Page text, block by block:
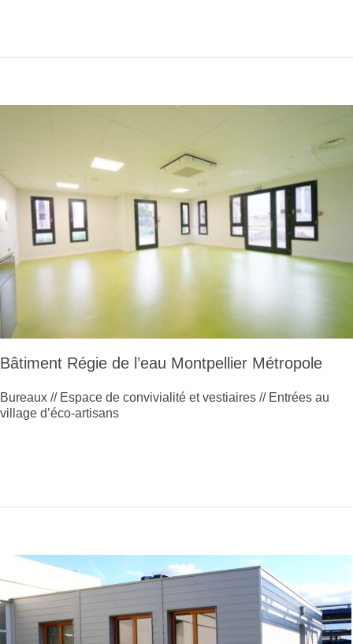
Bâtiment Régie de l’eau Montpellier Métropole
Bureaux // Espace de convivialité et vestiaires // Entrées au
village d’éco-artisans